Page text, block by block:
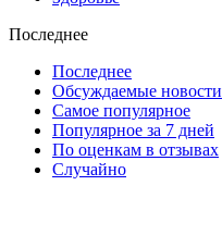
Последнее
Последнее
Обсуждаемые новости
Самое популярное
Популярное за 7 дней
По оценкам в отзывах
Случайно